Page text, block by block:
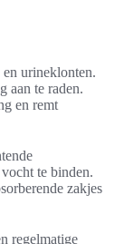
en urineklonten.
aan te raden.
en remt
te binden.
zakjes
regelmatige